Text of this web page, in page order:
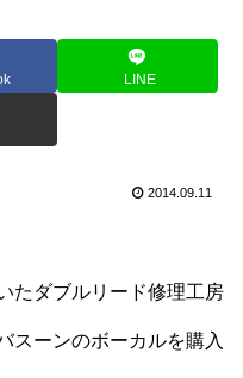
LINE
2014.09.11
たダブルリード修理工房
スーンのボーカルを購入